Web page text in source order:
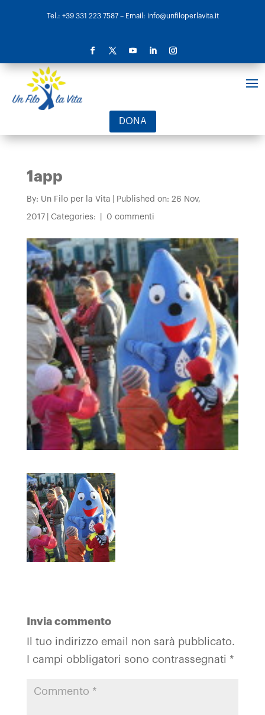
Tel.: +39 331 223 7587– Email: info@unfiloperlavita.it
DONA
1app
By: Un Filo per la Vita Published on: 26 Nov,
2017 Categories: 0 commenti
Invia commento
Il tuo indirizzo email non sarà pubblicato.
I campi obbligatori sono contrassegnati *